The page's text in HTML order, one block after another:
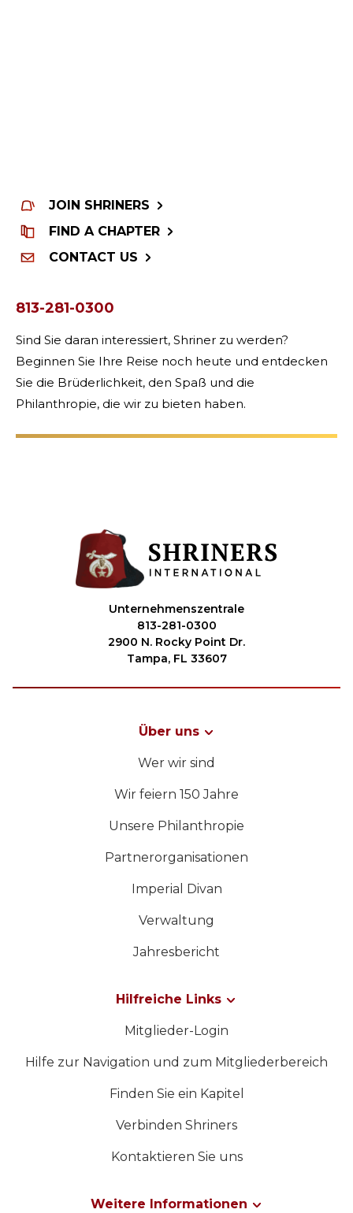
JOIN SHRINERS
FIND A CHAPTER
CONTACT US
813-281-0300
Sind Sie daran interessiert, Shriner zu werden?
Beginnen Sie Ihre Reise noch heute und entdecken
Sie die Brüderlichkeit, den Spaß und die
Philanthropie, die wir zu bieten haben.
Unternehmenszentrale
813-281-0300
2900 N. Rocky Point Dr.
Tampa, FL 33607
Über uns
Wer wir sind
Wir feiern 150 Jahre
Unsere Philanthropie
Partnerorganisationen
Imperial Divan
Verwaltung
Jahresbericht
Hilfreiche Links
Mitglieder-Login
Hilfe zur Navigation und zum Mitgliederbereich
Finden Sie ein Kapitel
Verbinden Shriners
Kontaktieren Sie uns
Weitere Informationen